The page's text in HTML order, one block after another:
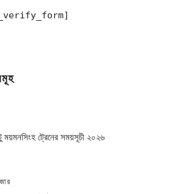
ময়মনসিংহ ট্রেনের সময়সূচী ২০২৬